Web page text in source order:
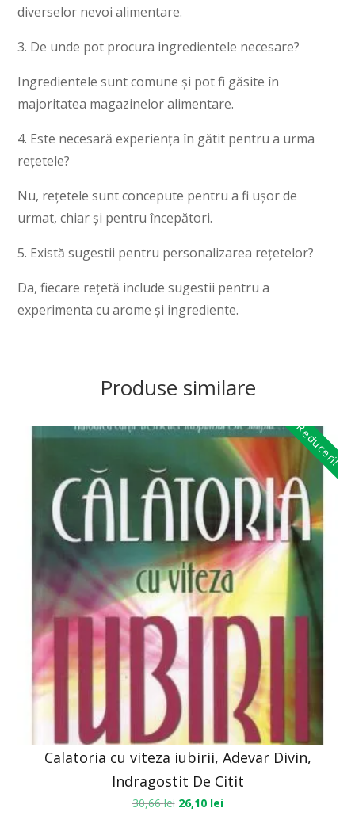
diverselor nevoi alimentare.
3. De unde pot procura ingredientele necesare?
Ingredientele sunt comune și pot fi găsite în
majoritatea magazinelor alimentare.
4. Este necesară experiența în gătit pentru a urma
rețetele?
Nu, rețetele sunt concepute pentru a fi ușor de
urmat, chiar și pentru începători.
5. Există sugestii pentru personalizarea rețetelor?
Da, fiecare rețetă include sugestii pentru a
experimenta cu arome și ingrediente.
Produse similare
Reduceri!
Calatoria cu viteza iubirii, Adevar Divin,
Indragostit De Citit
30,66lei 26,10 lei